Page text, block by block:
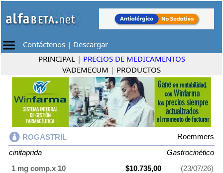
Contáctenos | Descargar
PRINCIPAL | PRECIOS DE MEDICAMENTOS
VADEMECUM | PRODUCTOS
ROGASTRIL
Roemmers
cinitaprida
Gastrocinético
1 mg comp.x 10
$10.735,00
(23/07/26)